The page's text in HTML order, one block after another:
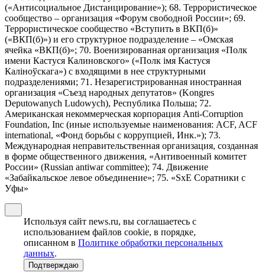
(«Антисоциальное Дистанцирование»); 68. Террористическое
сообщество – организация «Форум свободной России»; 69.
Террористическое сообщество «Вступить в ВКП(б)»
(«ВКП(б)») и его структурное подразделение – «Омская
ячейка «ВКП(б)»; 70. Военизированная организация «Полк
имени Кастуся Калиновского» («Полк iмя Кастуся
Калiноўскага») с входящими в нее структурными
подразделениями; 71. Незарегистрированная иностранная
организация «Съезд народных депутатов» (Kongres
Deputowanych Ludowych), Республика Польша; 72.
Американская некоммерческая корпорация Anti-Corruption
Foundation, Inc (иные используемые наименования: ACF, ACF
international, «Фонд борьбы с коррупцией, Инк.»); 73.
Международная неправительственная организация, созданная
в форме общественного движения, «Антивоенный комитет
России» (Russian antiwar committee); 74. Движение
«Забайкальское левое объединение»; 75. «SxE Соратники с
Уфы»
Используя сайт news.ru, вы соглашаетесь с
использованием файлов cookie, в порядке,
описанном в Политике обработки персональных
данных.
Подтверждаю